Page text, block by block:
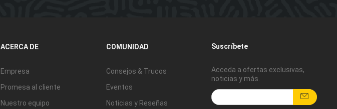
Suscríbete
Acceda a ofertas exclusivas,
noticias y más.
ACERCA DE
Empresa
Promesa al cliente
Nuestro equipo
COMUNIDAD
Consejos & Trucos
Eventos
Noticias y Reseñas